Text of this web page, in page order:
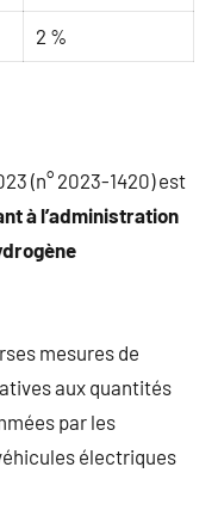
2 %
(n° 2023-1420) est
à l’administration
mesures de
aux quantités
par les
électriques